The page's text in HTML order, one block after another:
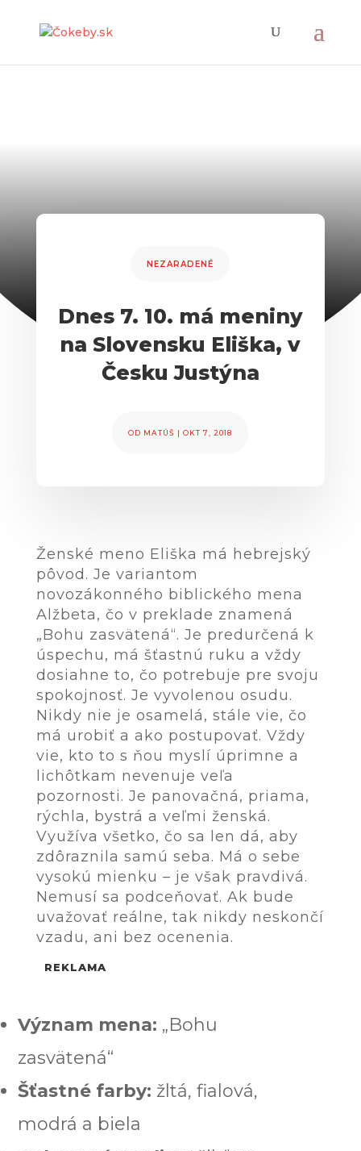
NEZARADENÉ
Dnes 7. 10. má meniny
na Slovensku Eliška, v
Česku Justýna
OD MATÚŠ |OKT 7, 2018
Ženské meno Eliška má hebrejský
pôvod. Je variantom
novozákonného biblického mena
Alžbeta, čo v preklade znamená
„Bohu zasvätená“. Je predurčená k
úspechu, má šťastnú ruku a vždy
dosiahne to, čo potrebuje pre svoju
spokojnosť. Je vyvolenou osudu.
Nikdy nie je osamelá, stále vie, čo
má urobiť a ako postupovať. Vždy
vie, kto to s ňou myslí úprimne a
lichôtkam nevenuje veľa
pozornosti. Je panovačná, priama,
rýchla, bystrá a veľmi ženská.
Využíva všetko, čo sa len dá, aby
zdôraznila samú seba. Má o sebe
vysokú mienku – je však pravdivá.
Nemusí sa podceňovať. Ak bude
uvažovať reálne, tak nikdy neskončí
vzadu, ani bez ocenenia.
REKLAMA
Význam mena: „Bohu
zasvätená“
Šťastné farby: žltá, fialová,
modrá a biela